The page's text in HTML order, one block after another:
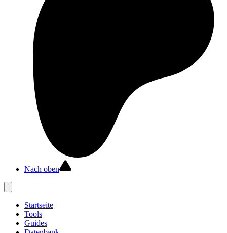
Nach oben
Startseite
Tools
Guides